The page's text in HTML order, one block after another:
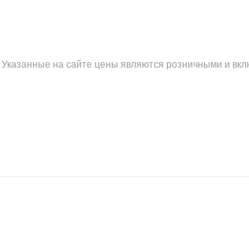
Указанные на сайте цены являются розничными и